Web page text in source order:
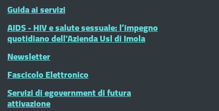
Guida ai servizi
AIDS - HIV e salute sessuale: l’impegno
quotidiano dell'Azienda Usl di Imola
Newsletter
Fascicolo Elettronico
Servizi di egovernment di futura
attivazione